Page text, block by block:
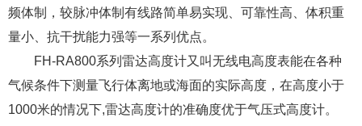
频体制，较脉冲体制有线路简单易实现、可靠性高、体积重
量小、抗干扰能力强等一系列优点。
FH-RA800系列雷达高度计又叫无线电高度表能在各种
气候条件下测量飞行体离地或海面的实际高度 ，在高度小于
1000米的情况下,雷达高度计的准确度优于气压式高度计。